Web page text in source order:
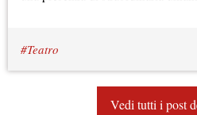
Teatro
Vedi tutti i post